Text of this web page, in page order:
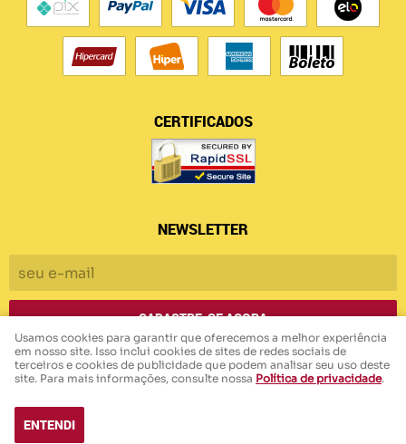
CERTIFICADOS
NEWSLETTER
CADASTRE-SE AGORA
Armazem das Malhas CNPJ: 45.006.440/0001-94
LOJA VIRTUAL CRIADA POR
Usamos cookies para garantir que oferecemos a melhor experiência
em nosso site. Isso inclui cookies de sites de redes sociais de
terceiros e cookies de publicidade que podem analisar seu uso deste
site. Para mais informações, consulte nossa Política de privacidade.
ENTENDI